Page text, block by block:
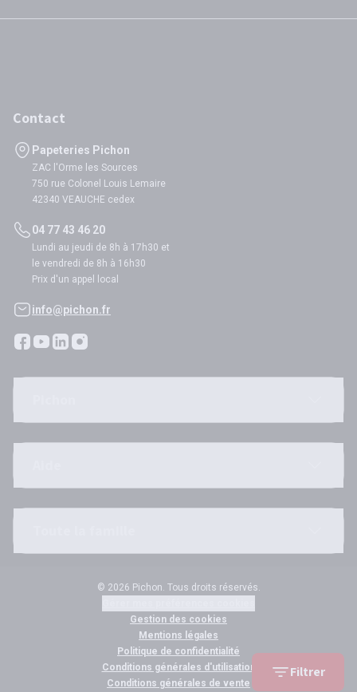
Filtrer
Contact
Papeteries Pichon
ZAC l'Orme les Sources
750 rue Colonel Louis Lemaire
42340 VEAUCHE cedex
04 77 43 46 20
Lundi au jeudi de 8h à 17h30 et
le vendredi de 8h à 16h30
Prix d'un appel local
info@pichon.fr
© 2026 Pichon. Tous droits réservés.
Gestion des cookies
Mentions légales
Politique de confidentialité
Conditions générales d'utilisation
Conditions générales de vente